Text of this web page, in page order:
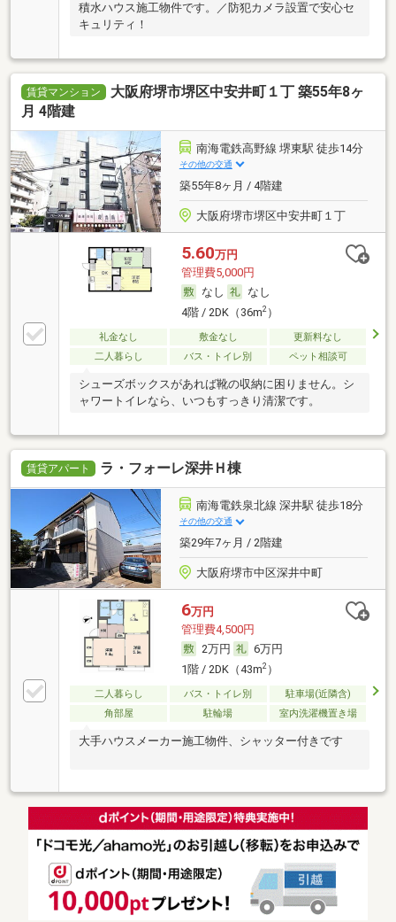
積水ハウス施工物件です。／防犯カメラ設置で安心セ
キュリティ！
賃貸マンション
大阪府堺市堺区中安井町１丁 築55年8ヶ
月 4階建
南海電鉄高野線 堺東駅 徒歩14分
その他の交通
築55年8ヶ月 / 4階建
大阪府堺市堺区中安井町１丁
5.60万円
管理費5,000円
なし
なし
4階 / 2DK（36m2）
礼金なし 敷金なし
更新料なし
二人暮らし
バス・トイレ別 ペット相談可
シューズボックスがあれば靴の収納に困りません。シ
ャワートイレなら、いつもすっきり清潔です。
賃貸アパート ラ・フォーレ深井Ｈ棟
南海電鉄泉北線 深井駅 徒歩18分
その他の交通
築29年7ヶ月 / 2階建
大阪府堺市中区深井中町
6万円
管理費4,500円
2万円
6万円
1階 / 2DK（43m2）
二人暮らし バス・トイレ別
駐車場(近隣含)
角部屋
駐輪場 室内洗濯機置き場
大手ハウスメーカー施工物件、シャッター付きです